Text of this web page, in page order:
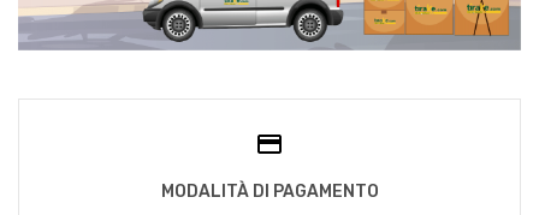
MODALITÀ DI PAGAMENTO